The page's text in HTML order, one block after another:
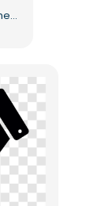
Gold- und Schwarzverkaufsabzeichenpaket mit Sonderrabatten Kostenloses PNG